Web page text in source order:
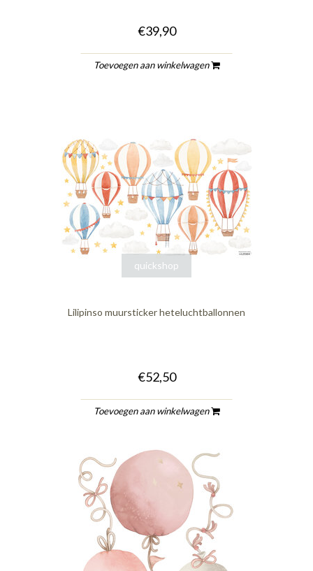
€39,90
Toevoegen aan winkelwagen
quickshop
Lilipinso muursticker heteluchtballonnen
€52,50
Toevoegen aan winkelwagen